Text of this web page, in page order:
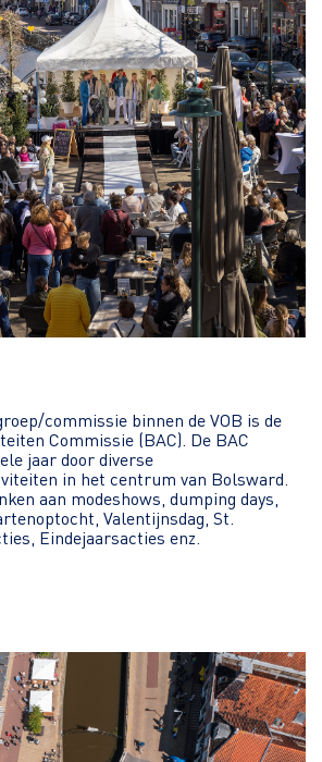
commissie binnen de VOB is de
Commissie (BAC). De BAC
jaar door diverse
in het centrum van Bolsward.
aan modeshows, dumping days,
Valentijnsdag, St.
Eindejaarsacties enz.